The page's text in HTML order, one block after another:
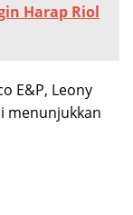
Harap Riol
E&P, Leony
menunjukkan